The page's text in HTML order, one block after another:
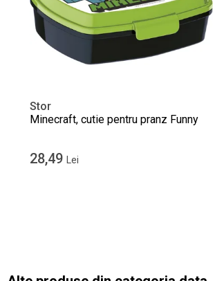
Stor
Minecraft, cutie pentru pranz Funny
28,49 Lei